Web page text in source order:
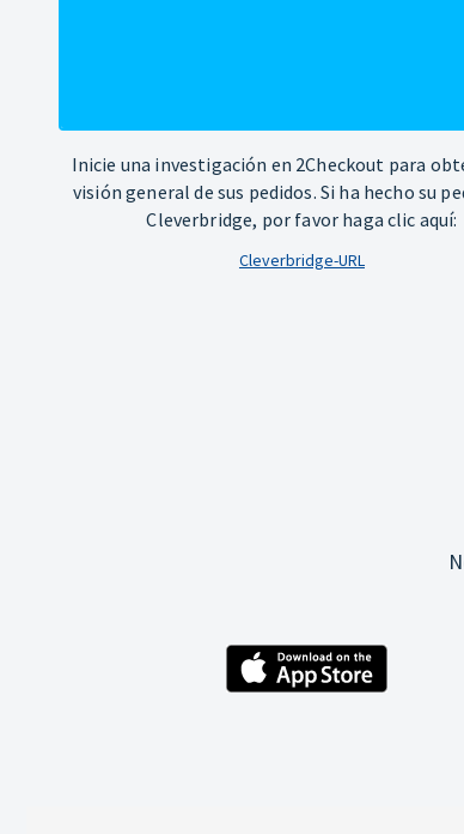
Inicie una investigación en 2Checkout para
visión general de sus pedidos. Si ha hecho su
Cleverbridge, por favor haga clic aquí:
Cleverbridge-URL